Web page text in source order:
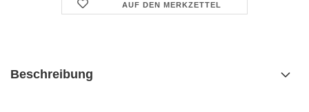
AUF DEN MERKZETTEL
Beschreibung